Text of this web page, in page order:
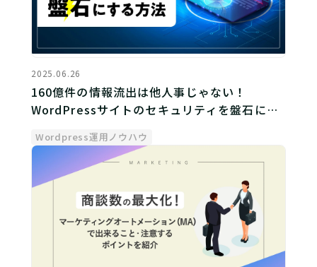
2025.06.26
160億件の情報流出は他人事じゃない！
WordPressサイトのセキュリティを盤石にす
Wordpress運用ノウハウ